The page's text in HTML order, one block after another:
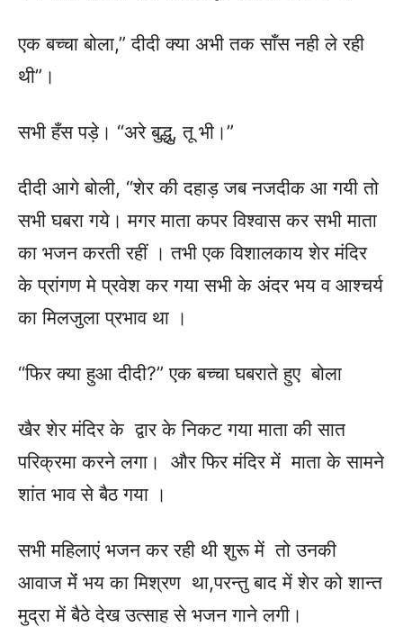
एक बच्चा बोला,” दीदी क्या अभी तक साँस नही ले रही
थी”।
सभी हँस पड़े। “अरे बुद्धु, तू भी।”
दीदी आगे बोली, “शेर की दहाड़ जब नजदीक आ गयी तो
सभी घबरा गये। मगर माता कपर विश्वास कर सभी माता
का भजन करती रहीं । तभी एक विशालकाय शेर मंदिर
के प्रांगण मे प्रवेश कर गया सभी के अंदर भय व आश्चर्य
का मिलजुला प्रभाव था ।
“फिर क्या हुआ दीदी?” एक बच्चा घबराते हुए बोला
खैर शेर मंदिर के द्वार के निकट गया माता की सात
परिक्रमा करने लगा। और फिर मंदिर में माता के सामने
शांत भाव से बैठ गया ।
सभी महिलाएं भजन कर रही थी शुरू में तो उनकी
आवाज मेंं भय का मिश्रण था,परन्तु बाद में शेर को शान्त
मुद्रा में बैठे देख उत्साह से भजन गाने लगी।